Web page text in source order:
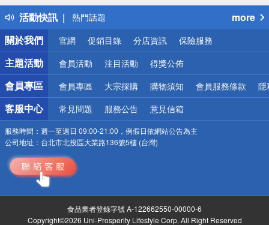
活動快訊
得獎公告
熱門話題
銀行優惠
偏遠地區配送
詐騙網頁！請小心！
more
關於我們
官網 促銷目錄 分店資訊 保險服務
主題活動 會員活動 注目活動 得獎公佈
會員專區 會員專區 大宗採購 購物須知 會員服務條款 隱
客服中心 常見問題 服務公告 意見信箱
服務時間： 週一至週日 09:00-21:00，例假日依網站公告為主
公司地址： 台北市北投區大業路136號5樓 (台灣)
食品業者登錄字號 A-122662550-00000-6
Copyright©2026 Uni-Prosperity Lifestyle Corp. All Right Reserved